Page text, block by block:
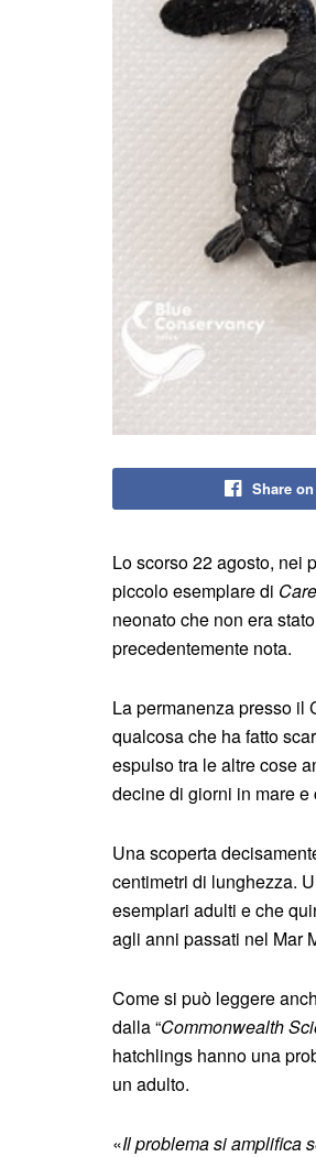
Share
Lo scorso 22 agosto, nei
piccolo esemplare di
neonato che non era
precedentemente nota.
La permanenza presso il
qualcosa che ha fatto
espulso tra le altre cose
decine di giorni in mare
Una scoperta
centimetri di lunghezza.
esemplari adulti e che
agli anni passati nel Mar
Come si può leggere
dalla “Commonwealth
hatchlings hanno una
un adulto.
«Il problema si amplifica